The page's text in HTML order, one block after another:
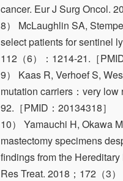
cancer. Eur J Surg Oncol.
8） McLaughlin SA,
select patients for sentinel
112（6）：1214-21.［
9） Kaas R, Verhoef S,
mutation carriers：very
92.［PMID：20134318］
10） Yamauchi H, Okawa
mastectomy specimens
findings from the
Res Treat. 2018；172（3